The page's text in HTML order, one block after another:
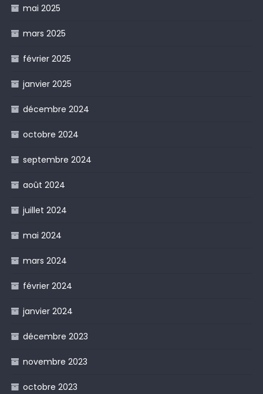
mai 2025
mars 2025
février 2025
janvier 2025
décembre 2024
octobre 2024
septembre 2024
août 2024
juillet 2024
mai 2024
mars 2024
février 2024
janvier 2024
décembre 2023
novembre 2023
octobre 2023